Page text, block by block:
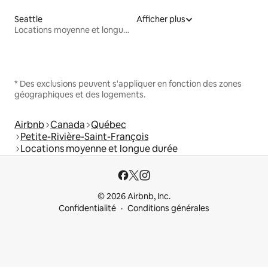
Seattle
Locations moyenne et longue durée
Afficher plus
* Des exclusions peuvent s'appliquer en fonction des zones
géographiques et des logements.
Airbnb Canada Québec
Petite-Rivière-Saint-François
Locations moyenne et longue durée
© 2026 Airbnb, Inc.
Confidentialité
Conditions générales